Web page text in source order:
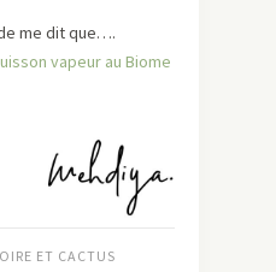
me dit que….
vapeur au Biome
ET CACTUS